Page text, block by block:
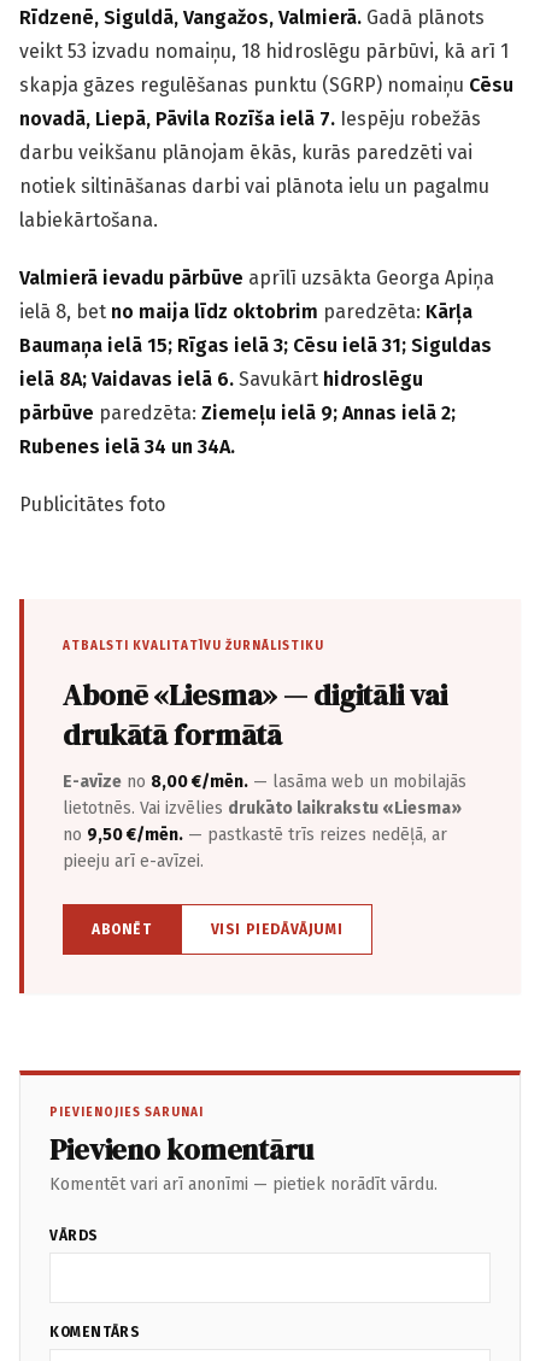
Rīdzenē, Siguldā, Vangažos, Valmierā. Gadā plānots
veikt 53 izvadu nomaiņu, 18 hidroslēgu pārbūvi, kā arī 1
skapja gāzes regulēšanas punktu (SGRP) nomaiņu Cēsu
novadā, Liepā, Pāvila Rozīša ielā 7. Iespēju robežās
darbu veikšanu plānojam ēkās, kurās paredzēti vai
notiek siltināšanas darbi vai plānota ielu un pagalmu
labiekārtošana.
Valmierā ievadu pārbūve aprīlī uzsākta Georga Apiņa
ielā 8, bet no maija līdz oktobrim paredzēta: Kārļa
Baumaņa ielā 15; Rīgas ielā 3; Cēsu ielā 31; Siguldas
ielā 8A; Vaidavas ielā 6. Savukārt hidroslēgu
pārbūve paredzēta: Ziemeļu ielā 9; Annas ielā 2;
Rubenes ielā 34 un 34A.
Publicitātes foto
ATBALSTI KVALITATĪVU ŽURNĀLISTIKU
Abonē «Liesma» — digitāli vai
drukātā formātā
E-avīze no 8,00 €/mēn. — lasāma web un mobilajās
lietotnēs. Vai izvēlies drukāto laikrakstu «Liesma»
no 9,50 €/mēn. — pastkastē trīs reizes nedēļā, ar
pieeju arī e-avīzei.
ABONĒT VISI PIEDĀVĀJUMI
PIEVIENOJIES SARUNAI
Pievieno komentāru
Komentēt vari arī anonīmi — pietiek norādīt vārdu.
VĀRDS
KOMENTĀRS